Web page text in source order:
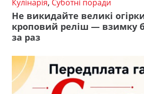
Кулінарія, Суботні поради
Не викидайте великі
кроповий реліш — взимку
за раз